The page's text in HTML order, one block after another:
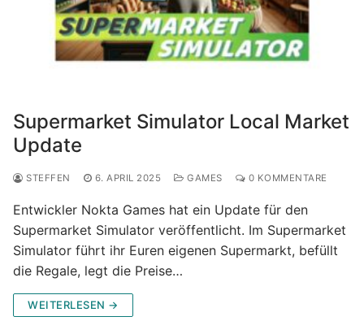
Supermarket Simulator Local Market
Update
STEFFEN 6. APRIL 2025 GAMES 0 KOMMENTARE
Entwickler Nokta Games hat ein Update für den
Supermarket Simulator veröffentlicht. Im Supermarket
Simulator führt ihr Euren eigenen Supermarkt, befüllt
die Regale, legt die Preise…
WEITERLESEN →